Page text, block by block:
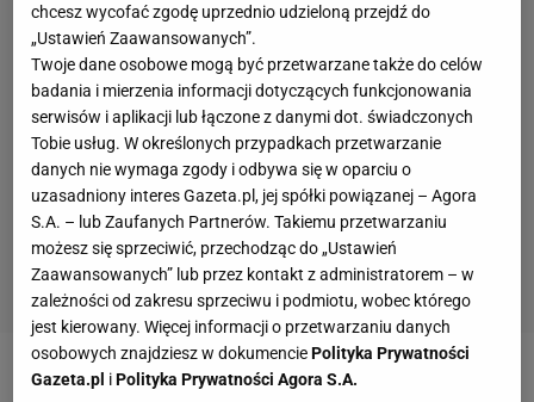
Zobacz wideoKulisy Roland Garros. Tak wygląda
chcesz wycofać zgodę uprzednio udzieloną przejdź do
„Ustawień Zaawansowanych”.
Twoje dane osobowe mogą być przetwarzane także do celów
badania i mierzenia informacji dotyczących funkcjonowania
serwisów i aplikacji lub łączone z danymi dot. świadczonych
Tobie usług. W określonych przypadkach przetwarzanie
danych nie wymaga zgody i odbywa się w oparciu o
uzasadniony interes Gazeta.pl, jej spółki powiązanej – Agora
S.A. – lub Zaufanych Partnerów. Takiemu przetwarzaniu
możesz się sprzeciwić, przechodząc do „Ustawień
Zaawansowanych” lub przez kontakt z administratorem – w
zależności od zakresu sprzeciwu i podmiotu, wobec którego
jest kierowany. Więcej informacji o przetwarzaniu danych
osobowych znajdziesz w dokumenciePolityka Prywatności
Gazeta.pl iPolityka Prywatności Agora S.A.